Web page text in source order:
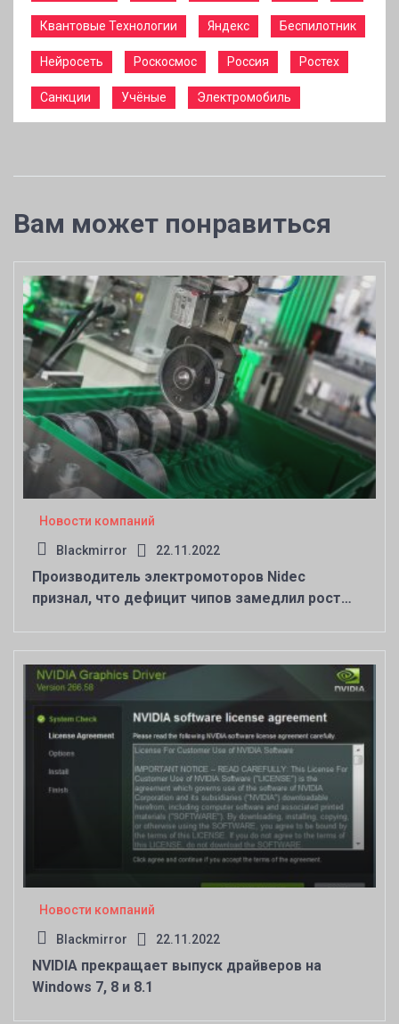
Квантовые Технологии Яндекс Беспилотник
Нейросеть Роскосмос Россия Ростех
Санкции Учёные Электромобиль
Вам может понравиться
Новости компаний
Blackmirror 22.11.2022
Производитель электромоторов Nidec
признал, что дефицит чипов замедлил рост
Новости компаний
Blackmirror 22.11.2022
NVIDIA прекращает выпуск драйверов на
Windows 7, 8 и 8.1